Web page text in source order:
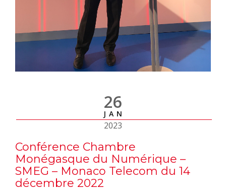
26
JAN
2023
Conférence Chambre
Monégasque du Numérique –
SMEG – Monaco Telecom du 14
décembre 2022